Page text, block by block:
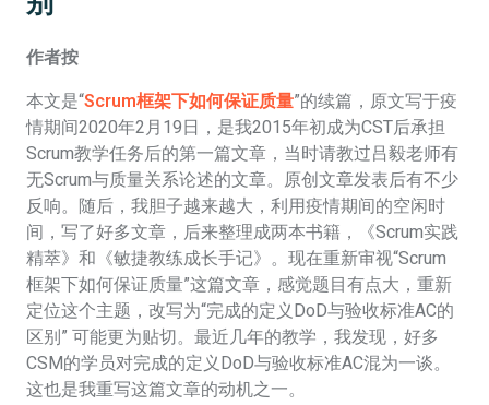
作者按
本文是“Scrum框架下如何保证质量”的续篇，原文写于疫
情期间2020年2月19日，是我2015年初成为CST后承担
Scrum教学任务后的第一篇文章，当时请教过吕毅老师有
无Scrum与质量关系论述的文章。原创文章发表后有不少
反响。随后，我胆子越来越大，利用疫情期间的空闲时
间，写了好多文章，后来整理成两本书籍，《Scrum实践
精萃》和《敏捷教练成长手记》。现在重新审视“Scrum
框架下如何保证质量”这篇文章，感觉题目有点大，重新
定位这个主题，改写为“完成的定义DoD与验收标准AC的
区别” 可能更为贴切。最近几年的教学，我发现，好多
CSM的学员对完成的定义DoD与验收标准AC混为一谈。
这也是我重写这篇文章的动机之一。